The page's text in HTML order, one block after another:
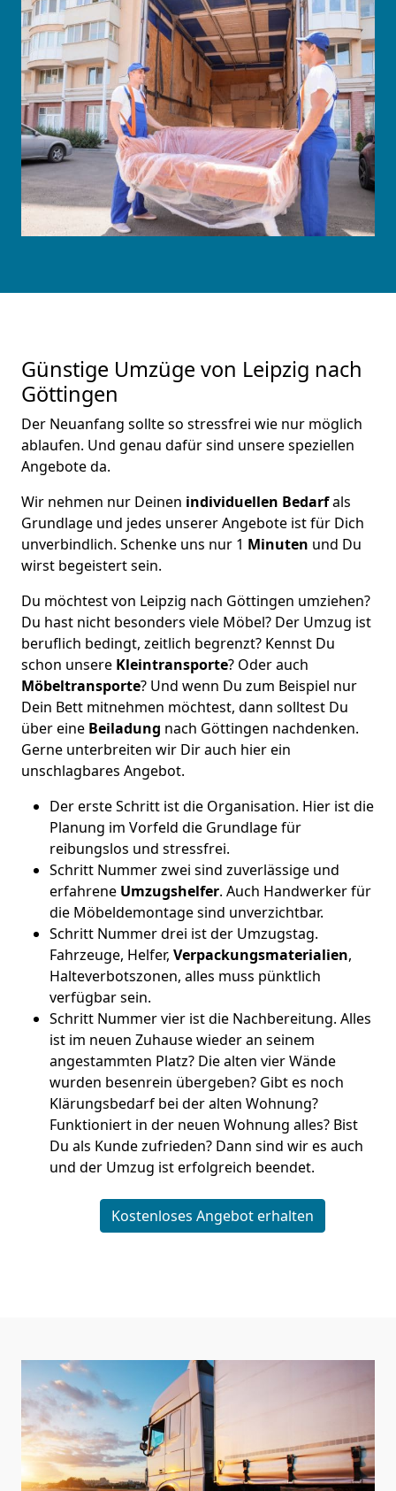
Günstige Umzüge von Leipzig nach
Göttingen
Der Neuanfang sollte so stressfrei wie nur möglich
ablaufen. Und genau dafür sind unsere speziellen
Angebote da.
Wir nehmen nur Deinen individuellen Bedarfals
Grundlage und jedes unserer Angebote ist für Dich
unverbindlich. Schenke uns nur 1 Minuten und Du
wirst begeistert sein.
Du möchtest von Leipzig nach Göttingen umziehen?
Du hast nicht besonders viele Möbel? Der Umzug ist
beruflich bedingt, zeitlich begrenzt? Kennst Du
schon unsere Kleintransporte? Oder auch
Möbeltransporte? Und wenn Du zum Beispiel nur
Dein Bett mitnehmen möchtest, dann solltest Du
über eine Beiladung nach Göttingen nachdenken.
Gerne unterbreiten wir Dir auch hier ein
unschlagbares Angebot.
Der erste Schritt ist die Organisation. Hier ist die
Planung im Vorfeld die Grundlage für
reibungslos und stressfrei.
Schritt Nummer zwei sind zuverlässige und
erfahrene Umzugshelfer. Auch Handwerker für
die Möbeldemontage sind unverzichtbar.
Schritt Nummer drei ist der Umzugstag.
Fahrzeuge, Helfer, Verpackungsmaterialien,
Halteverbotszonen, alles muss pünktlich
verfügbar sein.
Schritt Nummer vier ist die Nachbereitung. Alles
ist im neuen Zuhause wieder an seinem
angestammten Platz? Die alten vier Wände
wurden besenrein übergeben? Gibt es noch
Klärungsbedarf bei der alten Wohnung?
Funktioniert in der neuen Wohnung alles? Bist
Du als Kunde zufrieden? Dann sind wir es auch
und der Umzug ist erfolgreich beendet.
Kostenloses Angebot erhalten